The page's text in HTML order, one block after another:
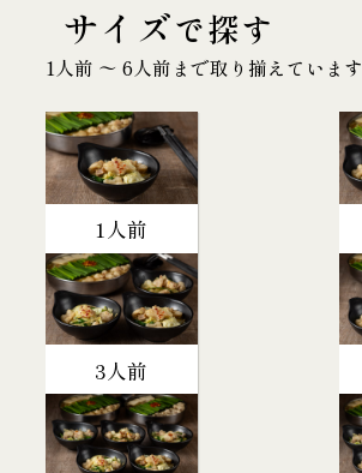
サイズで探す
1人前 〜 6人前まで取り揃えています
1人前
3人前